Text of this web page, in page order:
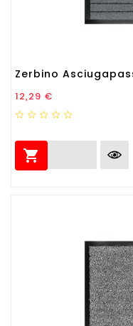
Zerbino
Prezzo
12,29 €
